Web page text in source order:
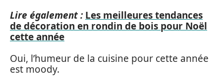
Lire également : Les meilleures tendances
de décoration en rondin de bois pour Noël
cette année
Oui, l’humeur de la cuisine pour cette année
est moody.